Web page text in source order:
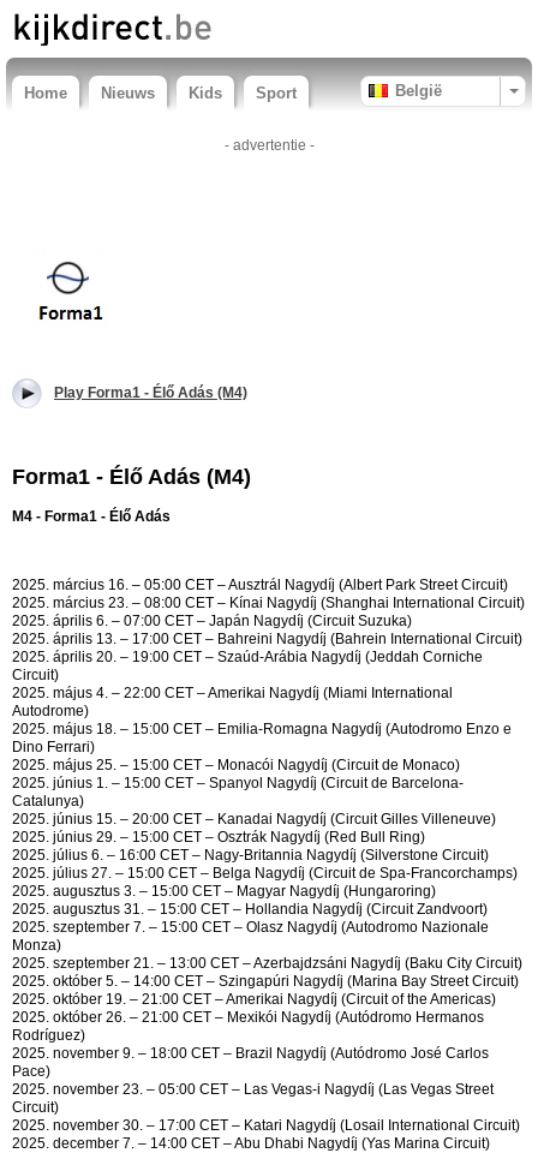
Home Nieuws Kids Sport België
- advertentie -
Play Forma1 - Élő Adás (M4)
Forma1 - Élő Adás (M4)
M4 - Forma1 - Élő Adás
2025. március 16. – 05:00 CET – Ausztrál Nagydíj (Albert Park Street Circuit)
2025. március 23. – 08:00 CET – Kínai Nagydíj (Shanghai International Circuit)
2025. április 6. – 07:00 CET – Japán Nagydíj (Circuit Suzuka)
2025. április 13. – 17:00 CET – Bahreini Nagydíj (Bahrein International Circuit)
2025. április 20. – 19:00 CET – Szaúd-Arábia Nagydíj (Jeddah Corniche
Circuit)
2025. május 4. – 22:00 CET – Amerikai Nagydíj (Miami International
Autodrome)
2025. május 18. – 15:00 CET – Emilia-Romagna Nagydíj (Autodromo Enzo e
Dino Ferrari)
2025. május 25. – 15:00 CET – Monacói Nagydíj (Circuit de Monaco)
2025. június 1. – 15:00 CET – Spanyol Nagydíj (Circuit de Barcelona-
Catalunya)
2025. június 15. – 20:00 CET – Kanadai Nagydíj (Circuit Gilles Villeneuve)
2025. június 29. – 15:00 CET – Osztrák Nagydíj (Red Bull Ring)
2025. július 6. – 16:00 CET – Nagy-Britannia Nagydíj (Silverstone Circuit)
2025. július 27. – 15:00 CET – Belga Nagydíj (Circuit de Spa-Francorchamps)
2025. augusztus 3. – 15:00 CET – Magyar Nagydíj (Hungaroring)
2025. augusztus 31. – 15:00 CET – Hollandia Nagydíj (Circuit Zandvoort)
2025. szeptember 7. – 15:00 CET – Olasz Nagydíj (Autodromo Nazionale
Monza)
2025. szeptember 21. – 13:00 CET – Azerbajdzsáni Nagydíj (Baku City Circuit)
2025. október 5. – 14:00 CET – Szingapúri Nagydíj (Marina Bay Street Circuit)
2025. október 19. – 21:00 CET – Amerikai Nagydíj (Circuit of the Americas)
2025. október 26. – 21:00 CET – Mexikói Nagydíj (Autódromo Hermanos
Rodríguez)
2025. november 9. – 18:00 CET – Brazil Nagydíj (Autódromo José Carlos
Pace)
2025. november 23. – 05:00 CET – Las Vegas-i Nagydíj (Las Vegas Street
Circuit)
2025. november 30. – 17:00 CET – Katari Nagydíj (Losail International Circuit)
2025. december 7. – 14:00 CET – Abu Dhabi Nagydíj (Yas Marina Circuit)